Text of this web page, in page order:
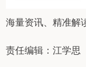
海量资讯、精准解
责任编辑：江学思